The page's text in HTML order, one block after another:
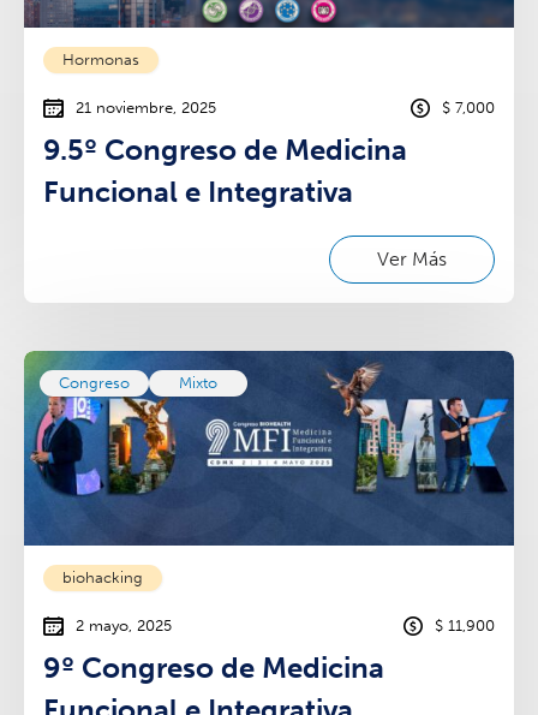
Hormonas
21 noviembre, 2025 $ 7,000
9.5º Congreso de Medicina
Funcional e Integrativa
Ver Más
Congreso Mixto
biohacking
2 mayo, 2025 $ 11,900
9º Congreso de Medicina